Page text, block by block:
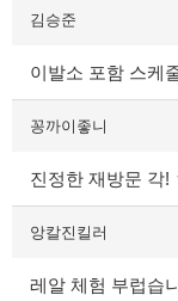
김승준
이발소 포함 스케
꽁까이좋니
진정한 재방문 각!
앙칼진킬러
레알 체험 부럽습